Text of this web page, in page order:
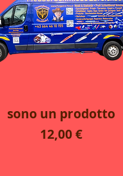
Vista rapida
sono un prodotto
Prezzo
12,00 €